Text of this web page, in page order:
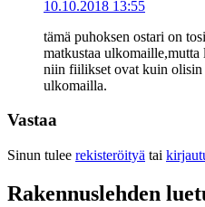
10.10.2018 13:55
tämä puhoksen ostari on
matkustaa ulkomaille,mutta
niin fiilikset ovat kuin olisin
ulkomailla.
Vastaa
Sinun tulee rekisteröityä tai
Rakennuslehden